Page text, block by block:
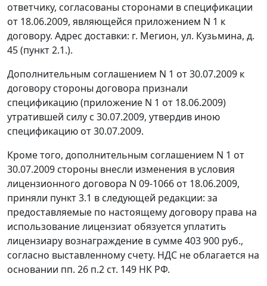
ответчику, согласованы сторонами в спецификации
от 18.06.2009, являющейся приложением N 1 к
договору. Адрес доставки: г. Мегион, ул. Кузьмина, д.
45 (пункт 2.1.).
Дополнительным соглашением N 1 от 30.07.2009 к
договору стороны договора признали
спецификацию (приложение N 1 от 18.06.2009)
утратившей силу с 30.07.2009, утвердив иною
спецификацию от 30.07.2009.
Кроме того, дополнительным соглашением N 1 от
30.07.2009 стороны внесли изменения в условия
лицензионного договора N 09-1066 от 18.06.2009,
приняли пункт 3.1 в следующей редакции: за
предоставляемые по настоящему договору права на
использование лицензиат обязуется уплатить
лицензиару вознаграждение в сумме 403 900 руб.,
согласно выставленному счету. НДС не облагается на
основании пп. 26 п.2 ст. 149 НК РФ.